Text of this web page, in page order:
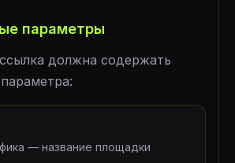
параметры
должна содержать
— название площадки